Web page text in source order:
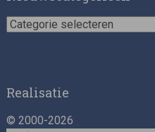
Nieuwscategorieën
Realisatie
© 2000-2026